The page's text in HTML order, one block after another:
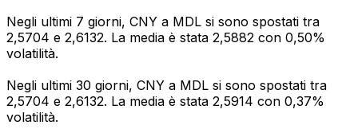
Negli ultimi 7 giorni, CNY a MDL si sono spostati tra
2,5704 e 2,6132. La media è stata 2,5882 con 0,50%
volatilità.
Negli ultimi 30 giorni, CNY a MDL si sono spostati tra
2,5704 e 2,6132. La media è stata 2,5914 con 0,37%
volatilità.